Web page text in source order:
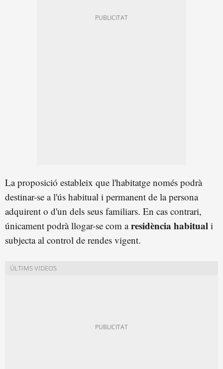
La proposició estableix que l'habitatge només podrà
destinar-se a l'ús habitual i permanent de la persona
adquirent o d'un dels seus familiars. En cas contrari,
únicament podrà llogar-se com aresidència habitual i
subjecta al control de rendes vigent.